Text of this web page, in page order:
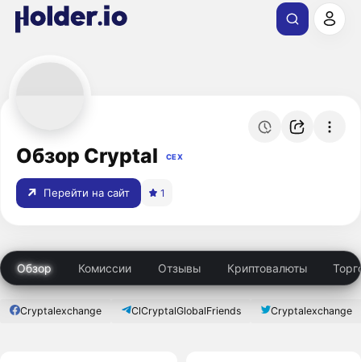
Обзор Cryptal CEX
Перейти на сайт 1
Обзор Комиссии Отзывы Криптовалюты
Cryptalexchange ClCryptalGlobalFriends Cryptalexchange